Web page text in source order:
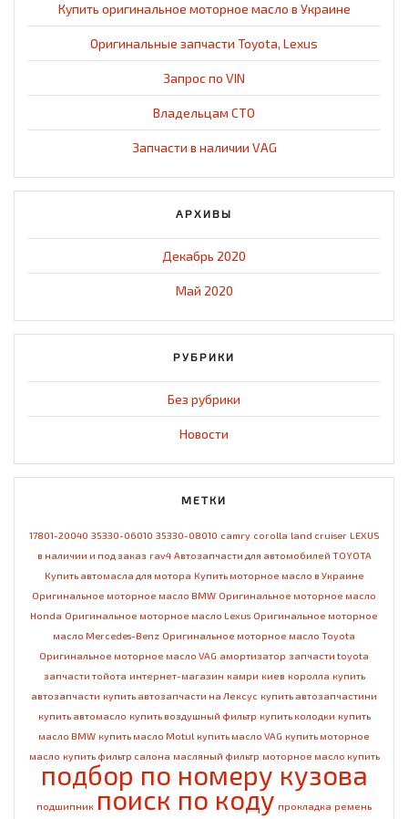
Купить оригинальное моторное масло в Украине
Оригинальные запчасти Toyota, Lexus
Запрос по VIN
Владельцам СТО
Запчасти в наличии VAG
АРХИВЫ
Декабрь 2020
Май 2020
РУБРИКИ
Без рубрики
Новости
МЕТКИ
17801-20040 35330-06010 35330-08010 camry corolla land cruiser LEXUS
в наличии и под заказ rav4 Автозапчасти для автомобилей TOYOTA
Купить автомасла для мотора Купить моторное масло в Украине
Оригинальное моторное масло BMW Оригинальное моторное масло
Honda Оригинальное моторное масло Lexus Оригинальное моторное
масло Mercedes-Benz Оригинальное моторное масло Toyota
Оригинальное моторное масло VAG амортизатор запчасти toyota
запчасти тойота интернет-магазин камри киев королла купить
автозапчасти купить автозапчасти на Лексус купить автозапчастини
купить автомасло купить воздушный фильтр купить колодки купить
масло BMW купить масло Motul купить масло VAG купить моторное
масло купить фильтр салона масляный фильтр моторное масло купить
подбор по номеру кузова
подшипник поиск по коду прокладка ремень